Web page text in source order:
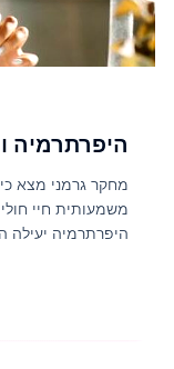
היפרתרמיה
מחקר גרמני מצא
משמעותית חיי
היפרתרמיה יעילה